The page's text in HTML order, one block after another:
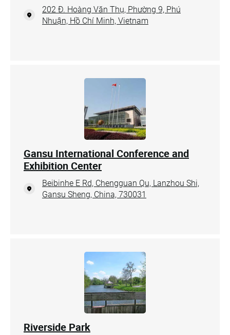
202 Đ. Hoàng Văn Thụ, Phường 9, Phú
Nhuận, Hồ Chí Minh, Vietnam
Gansu International Conference and
Exhibition Center
Beibinhe E Rd, Chengguan Qu, Lanzhou Shi,
Gansu Sheng, China, 730031
Riverside Park